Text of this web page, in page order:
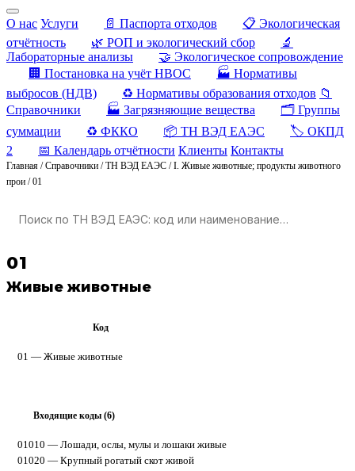
О нас Услуги 📄 Паспорта отходов
📋 Экологическая
отчётность
🌿 РОП и экологический сбор
🔬
Лабораторные анализы
🤝 Экологическое сопровождение
🏢 Постановка на учёт НВОС
🏭 Нормативы
выбросов (НДВ)
♻️ Нормативы образования отходов 📁
Справочники
🏭 Загрязняющие вещества
🗂️ Группы
суммации
♻️ ФККО 📦 ТН ВЭД ЕАЭС
🏷️ ОКПД
2
📅 Календарь отчётности Клиенты Контакты
Главная /Справочники /ТН ВЭД ЕАЭС /I. Живые животные; продукты животного
прои /01
01
Живые животные
Код
01 — Живые животные
Входящие коды (6)
01010 — Лошади, ослы, мулы и лошаки живые
01020 — Крупный рогатый скот живой